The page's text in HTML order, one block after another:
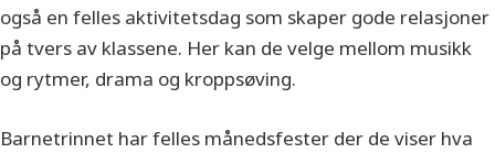
også en felles aktivitetsdag som skaper gode relasjoner
på tvers av klassene. Her kan de velge mellom musikk
og rytmer, drama og kroppsøving.
Barnetrinnet har felles månedsfester der de viser hva